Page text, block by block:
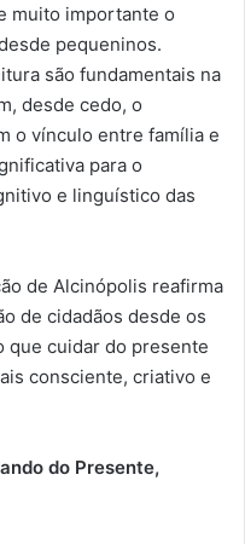
muito importante o
pequeninos.
são fundamentais na
desde cedo, o
o vínculo entre família e
para o
e linguístico das
de Alcinópolis reafirma
de cidadãos desde os
que cuidar do presente
consciente, criativo e
do Presente,